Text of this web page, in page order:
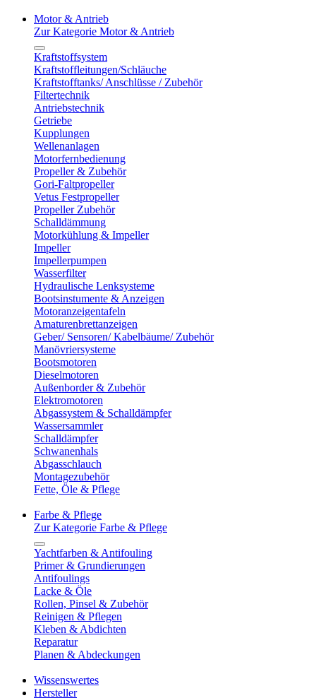
Motor & Antrieb
Zur Kategorie Motor & Antrieb
Kraftstoffsystem
Kraftstoffleitungen/Schläuche
Kraftstofftanks/ Anschlüsse / Zubehör
Filtertechnik
Antriebstechnik
Getriebe
Kupplungen
Wellenanlagen
Motorfernbedienung
Propeller & Zubehör
Gori-Faltpropeller
Vetus Festpropeller
Propeller Zubehör
Schalldämmung
Motorkühlung & Impeller
Impeller
Impellerpumpen
Wasserfilter
Hydraulische Lenksysteme
Bootsinstumente & Anzeigen
Motoranzeigentafeln
Amaturenbrettanzeigen
Geber/ Sensoren/ Kabelbäume/ Zubehör
Manövriersysteme
Bootsmotoren
Dieselmotoren
Außenborder & Zubehör
Elektromotoren
Abgassystem & Schalldämpfer
Wassersammler
Schalldämpfer
Schwanenhals
Abgasschlauch
Montagezubehör
Fette, Öle & Pflege
Farbe & Pflege
Zur Kategorie Farbe & Pflege
Yachtfarben & Antifouling
Primer & Grundierungen
Antifoulings
Lacke & Öle
Rollen, Pinsel & Zubehör
Reinigen & Pflegen
Kleben & Abdichten
Reparatur
Planen & Abdeckungen
Wissenswertes
Hersteller